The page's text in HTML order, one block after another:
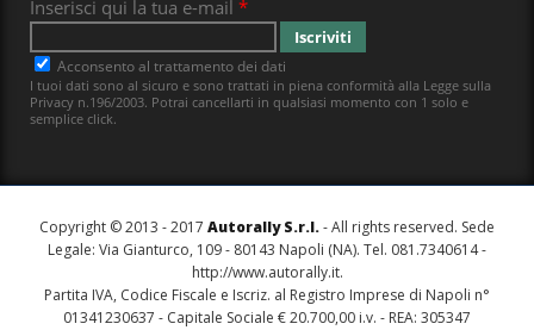
Copyright © 2013 - 2017 Autorally S.r.l.- All rights reserved. Sede
Legale: Via Gianturco, 109 - 80143 Napoli (NA). Tel. 081.7340614 -
http://www.autorally.it.
Partita IVA, Codice Fiscale e Iscriz. al Registro Imprese di Napoli n°
01341230637 - Capitale Sociale € 20.700,00 i.v. - REA: 305347